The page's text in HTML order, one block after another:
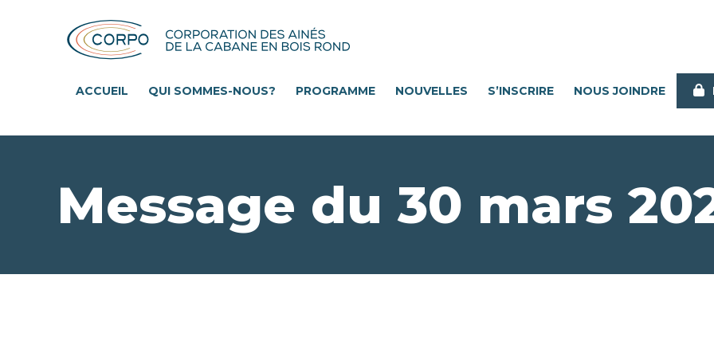
ACCUEIL QUI SOMMES-NOUS? PROGRAMME NOUVELLES S’INSCRIRE NOUS JOINDRE
Message du 30 mars